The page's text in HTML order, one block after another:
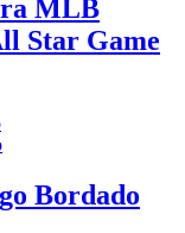
MLB
Star Game
Bordado